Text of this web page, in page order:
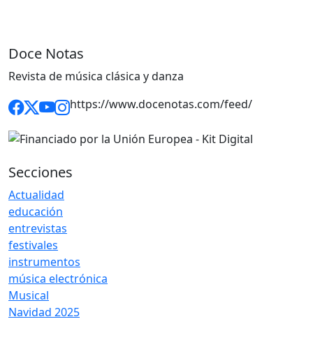
Doce Notas
Revista de música clásica y danza
https://www.docenotas.com/feed/
Secciones
Actualidad
educación
entrevistas
festivales
instrumentos
música electrónica
Musical
Navidad 2025